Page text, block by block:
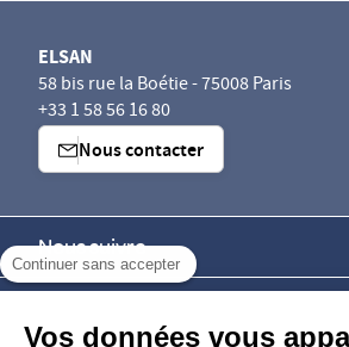
Continuer sans accepter
Vos données vous
ELSAN
58 bis rue la Boétie - 75008 Paris
+33 1 58 56 16 80
Nous contacter
Nous suivre